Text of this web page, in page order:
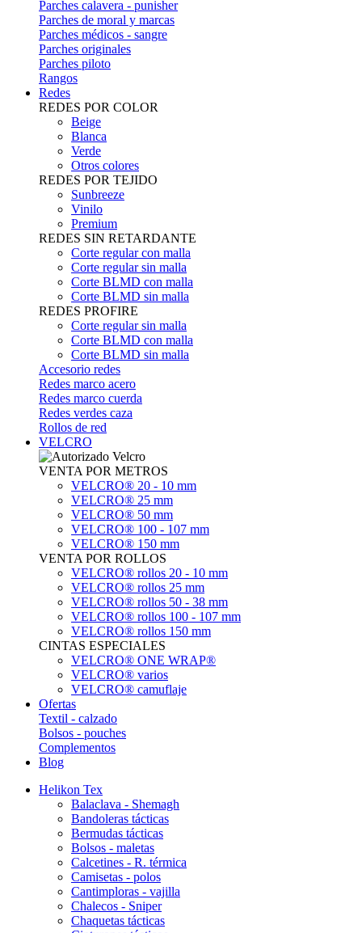
Parches calavera - punisher
Parches de moral y marcas
Parches médicos - sangre
Parches originales
Parches piloto
Rangos
Redes
REDES POR COLOR
Beige
Blanca
Verde
Otros colores
REDES POR TEJIDO
Sunbreeze
Vinilo
Premium
REDES SIN RETARDANTE
Corte regular con malla
Corte regular sin malla
Corte BLMD con malla
Corte BLMD sin malla
REDES PROFIRE
Corte regular sin malla
Corte BLMD con malla
Corte BLMD sin malla
Accesorio redes
Redes marco acero
Redes marco cuerda
Redes verdes caza
Rollos de red
VELCRO
VENTA POR METROS
VELCRO® 20 - 10 mm
VELCRO® 25 mm
VELCRO® 50 mm
VELCRO® 100 - 107 mm
VELCRO® 150 mm
VENTA POR ROLLOS
VELCRO® rollos 20 - 10 mm
VELCRO® rollos 25 mm
VELCRO® rollos 50 - 38 mm
VELCRO® rollos 100 - 107 mm
VELCRO® rollos 150 mm
CINTAS ESPECIALES
VELCRO® ONE WRAP®
VELCRO® varios
VELCRO® camuflaje
Ofertas
Textil - calzado
Bolsos - pouches
Complementos
Blog
Helikon Tex
Balaclava - Shemagh
Bandoleras tácticas
Bermudas tácticas
Bolsos - maletas
Calcetines - R. térmica
Camisetas - polos
Cantimploras - vajilla
Chalecos - Sniper
Chaquetas tácticas